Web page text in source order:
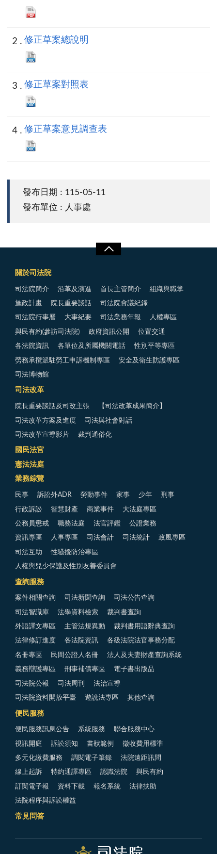
修正草案總說明
修正草案對照表
修正草案意見調查表
發布日期 : 115-05-11
發布單位 : 人事處
關於司法院
司法院簡介 沿革及演進 首長主管簡介 組織與職掌
施政計畫 院長重要談話 司法院會議紀錄
司法院行事曆 大事紀要 司法業務年報 人權專區
與民有約(參訪司法院) 政府資訊公開 位置交通
各法院資訊 各單位及所屬機關電話 性別平等專區
勞務承攬派駐勞工申訴機制專區 安全及衛生防護專區
司法博物館
司法改革
院長重要談話及司改主張 【司法改革成果簡介】
司法改革方案及進度 司法與社會對話
司法改革宣導影片 裁判通俗化
國民法官
憲法法庭
業務綜覽
民事 訴訟外ADR 勞動事件 家事 少年 刑事
行政訴訟 智慧財產 商業事件 大法庭專區
公務員懲戒 職務法庭 法官評鑑 公證業務
資訊專區 人事專區 司法會計 司法統計 政風專區
司法互助 性騷擾防治專區
人權與兒少保護及性別友善委員會
查詢服務
案件相關查詢 司法新聞查詢 司法公告查詢
司法智識庫 法學資料檢索 裁判書查詢
外語譯文專區 主管法規異動 裁判書用語辭典查詢
法律修訂進度 各法院資訊 各級法院法官事務分配
名冊專區 民間公證人名冊 法人及夫妻財產查詢系統
義務辯護專區 刑事補償專區 電子書出版品
司法院公報 司法周刊 法治宣導
司法院資料開放平臺 遊說法專區 其他查詢
便民服務
便民服務訊息公告 系統服務 聯合服務中心
視訊開庭 訴訟須知 書狀範例 徵收費用標準
多元化繳費服務 調閱電子筆錄 法院遠距訊問
線上起訴 特約通譯專區 認識法院 與民有約
訂閱電子報 資料下載 報名系統 法律扶助
法院程序與訴訟權益
常見問答